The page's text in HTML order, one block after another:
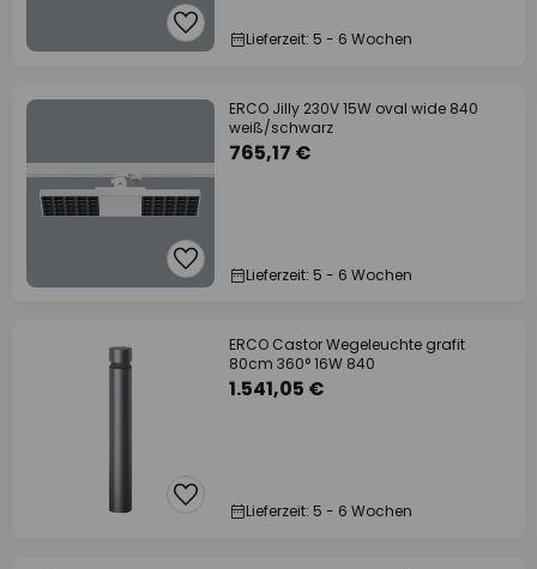
Lieferzeit: 5 - 6 Wochen
ERCO Jilly 230V 15W oval wide 840
weiß/schwarz
765,17 €
Lieferzeit: 5 - 6 Wochen
ERCO Castor Wegeleuchte grafit
80cm 360° 16W 840
1.541,05 €
Lieferzeit: 5 - 6 Wochen